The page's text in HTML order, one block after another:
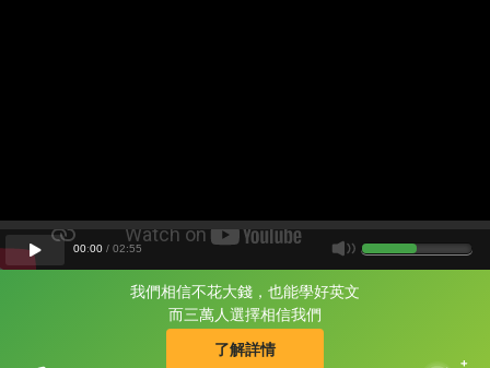
我們相信不花大錢，也能學好英文
而三萬人選擇相信我們
了解詳情
片尾有
攻其不背
的品牌故事
00:00 / 02:55